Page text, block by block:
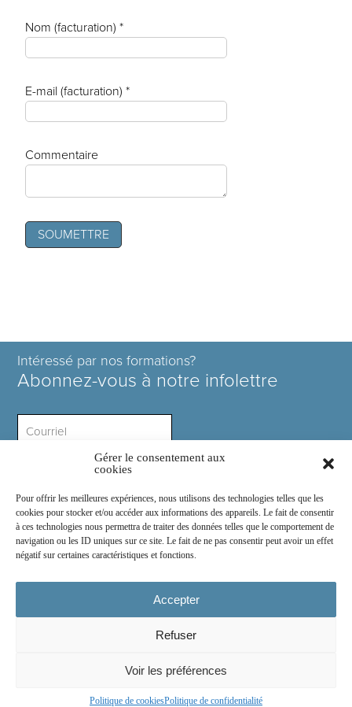
Gérer le consentement aux
cookies
Pour offrir les meilleures expériences, nous utilisons des technologies telles que les
cookies pour stocker et/ou accéder aux informations des appareils. Le fait de consentir
à ces technologies nous permettra de traiter des données telles que le comportement de
navigation ou les ID uniques sur ce site. Le fait de ne pas consentir peut avoir un effet
négatif sur certaines caractéristiques et fonctions.
Accepter
Refuser
Voir les préférences
Politique de cookiesPolitique de confidentialité
Nom (facturation) *
E-mail (facturation) *
Commentaire
Intéressé par nos formations?
Abonnez-vous à notre infolettre
2030 boul. Pie IX suite 214.2
Conception du site web parChocolat Média